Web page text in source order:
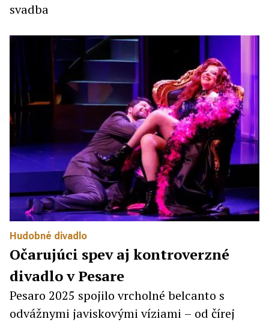
svadba
Hudobné divadlo
Očarujúci spev aj kontroverzné
divadlo v Pesare
Pesaro 2025 spojilo vrcholné belcanto s
odvážnymi javiskovými víziami – od čírej